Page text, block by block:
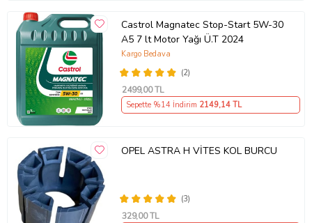
Castrol Magnatec Stop-Start 5W-30
A5 7 lt Motor Yağı Ü.T 2024
(2)
Kargo Bedava
2499,00 TL
Sepette %14 İndirim 2149,14 TL
OPEL ASTRA H VİTES KOL BURCU
(3)
329,00 TL